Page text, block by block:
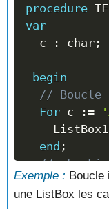
procedure
var
  c
: char ;
begin
// Boucle
For c :=
    ListBox1
end ;
//  La
//   c : A
//   c : B
Exemple : Boucle
une ListBox les